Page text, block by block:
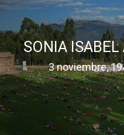
SONIA
3 noviembre,